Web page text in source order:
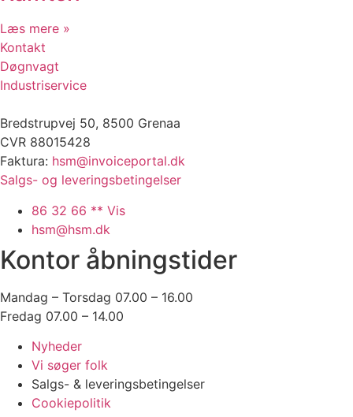
Læs mere »
Kontakt
Døgnvagt
Industriservice
Bredstrupvej 50, 8500 Grenaa
CVR 88015428
Faktura: hsm@invoiceportal.dk
Salgs- og leveringsbetingelser
86 32 66 ** Vis
hsm@hsm.dk
Kontor åbningstider
Mandag – Torsdag 07.00 – 16.00
Fredag 07.00 – 14.00
Nyheder
Vi søger folk
Salgs- & leveringsbetingelser
Cookiepolitik